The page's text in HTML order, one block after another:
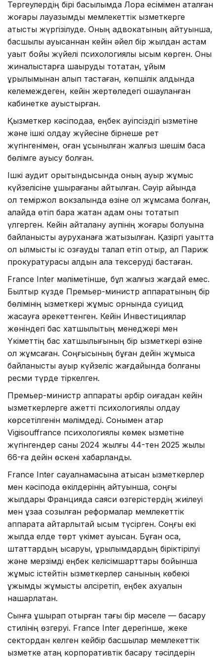
Тергеулердің бірі басылымда Лора есімімен аталған
жоғары лауазымды мемлекеттік қызметкерге
қатысты жүргізілуде. Оның адвокатының айтуынша,
басшылық ауысқаннан кейін әйел бір жылдан астам
уақыт бойы жүйелі психологиялық қысым көрген. Оны
жиналыстарға шақыруды тоқтатқан, ұйым
құрылымынан алып тастаған, көпшілік алдында
келемеждеген, кейін жертөледегі оқшауланған
кабинетке ауыстырған.
Қызметкер кәсіподаққа, еңбек қауіпсіздігі қызметіне
және ішкі қолдау жүйесіне бірнеше рет
жүгінгенімен, оған ұсынылған жалғыз шешім басқа
бөлімге ауысу болған.
Ішкі аудит қорытындысында оның ауыр жұмыс
күйзелісіне ұшырағаны айтылған. Сәуір айында
ол теміржол вокзалында өзіне қол жұмсамақ болған,
алайда өтіп бара жатқан адам оны тоқтатып
үлгерген. Кейін қайталану қаупінің жоғары болуына
байланысты ауруханаға жатқызылған. Қазіргі уақытта
ол қылмыстық іс қозғауды талап етіп отыр, ал Париж
прокуратурасы алдын ала тексеруді бастаған.
France Inter мәліметінше, бұл жалғыз жағдай емес.
Былтыр күзде Премьер-министр аппаратының бір
бөлімінің қызметкері жұмыс орнында суицид
жасауға әрекеттенген. Кейін Инвестициялар
жөніндегі бас хатшылықтың менеджері мен
Үкіметтің бас хатшылығының бір қызметкері өзіне
қол жұмсаған. Соңғысының бұған дейін жұмысқа
байланысты ауыр күйзеліс жағдайында болғаны
ресми түрде тіркелген.
Премьер-министр аппараты әрбір оқиғадан кейін
қызметкерлерге қажетті психологиялық қолдау
көрсетілгенін мәлімдеді. Сонымен қатар
Vigisouffrance психологиялық көмек қызметіне
жүгінгендер саны 2024 жылғы 44-тен 2025 жылы
66-ға дейін өскені хабарланды.
France Inter сауалнамасына қатысқан қызметкерлер
мен кәсіподақ өкілдерінің айтуынша, соңғы
жылдары Францияда саяси өзгерістердің жиілеуі
мен ұзаққа созылған реформалар мемлекеттік
аппаратқа айтарлықтай қысым түсірген. Соңғы екі
жылда елде төрт үкімет ауысқан. Бұған қоса,
штаттардың қысқаруы, құрылымдардың біріктірілуі
және мерзімді еңбек келісімшарттары бойынша
жұмыс істейтін қызметкерлер санының көбеюі
ұжымдық жұмысты әлсіретіп, еңбек ахуалын
нашарлатқан.
Сынға ұшырап отырған тағы бір мәселе — басқару
стилінің өзгеруі. France Inter дерегінше, жеке
сектордан келген кейбір басшылар мемлекеттік
қызметке қатаң корпоративтік басқару тәсілдерін